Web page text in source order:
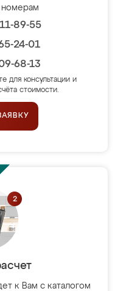
номерам
89-55
24-01
68-13
для консультации и
стоимости.
к Вам с каталогом